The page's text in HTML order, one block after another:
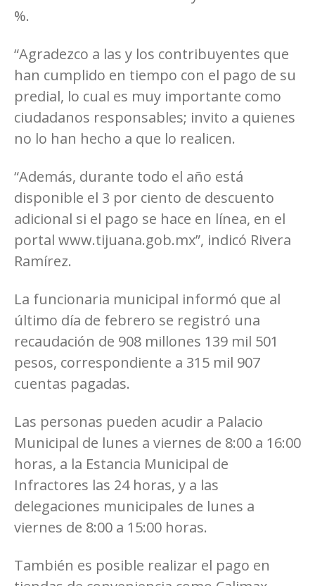
%.
“Agradezco a las y los contribuyentes que
han cumplido en tiempo con el pago de su
predial, lo cual es muy importante como
ciudadanos responsables; invito a quienes
no lo han hecho a que lo realicen.
“Además, durante todo el año está
disponible el 3 por ciento de descuento
adicional si el pago se hace en línea, en el
portal www.tijuana.gob.mx”, indicó Rivera
Ramírez.
La funcionaria municipal informó que al
último día de febrero se registró una
recaudación de 908 millones 139 mil 501
pesos, correspondiente a 315 mil 907
cuentas pagadas.
Las personas pueden acudir a Palacio
Municipal de lunes a viernes de 8:00 a 16:00
horas, a la Estancia Municipal de
Infractores las 24 horas, y a las
delegaciones municipales de lunes a
viernes de 8:00 a 15:00 horas.
También es posible realizar el pago en